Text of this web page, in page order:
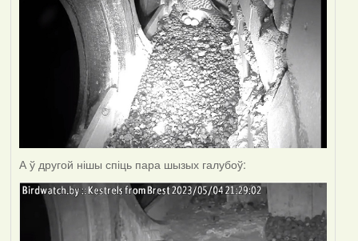
А ў другой нішы спіць пара шызых галубоў: